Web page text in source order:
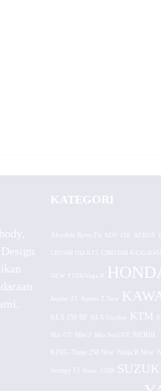
KATEGORI
Absolute Revo Fit ADV 150 AEROX
CB150R Old K15 CBR150R K45G/K45N
NEW F1ZR/Vega R
Jupiter Z1 Jupiter Z New
KLX 150 BF KLX Gordon KTM
Mio GT Mio J Mio Soul GT MOBIL
KING Ninja 250 New Ninja R New
Scoopy FI Sonic 150R